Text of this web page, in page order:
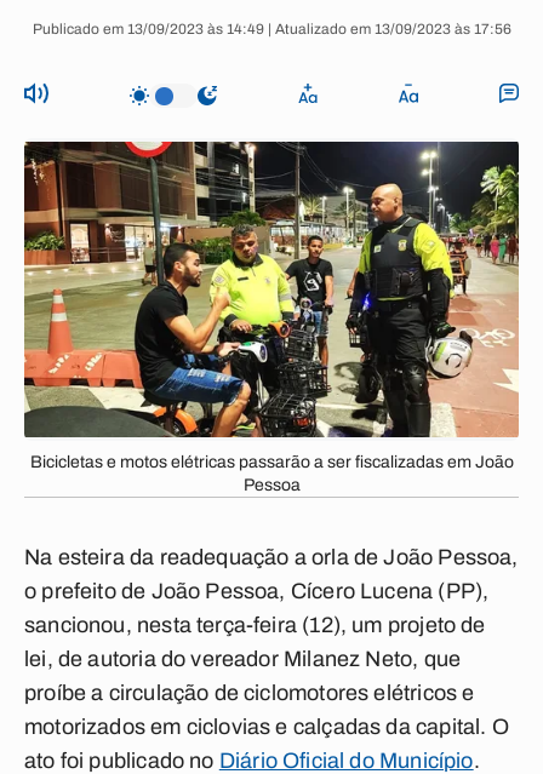
Publicado em 13/09/2023 às 14:49 | Atualizado em 13/09/2023 às 17:56
Bicicletas e motos elétricas passarão a ser fiscalizadas em João
Pessoa
Na esteira da readequação a orla de João Pessoa,
o prefeito de João Pessoa, Cícero Lucena (PP),
sancionou, nesta terça-feira (12), um projeto de
lei, de autoria do vereador Milanez Neto, que
proíbe a circulação de ciclomotores elétricos e
motorizados em ciclovias e calçadas da capital. O
ato foi publicado no Diário Oficial do Município.